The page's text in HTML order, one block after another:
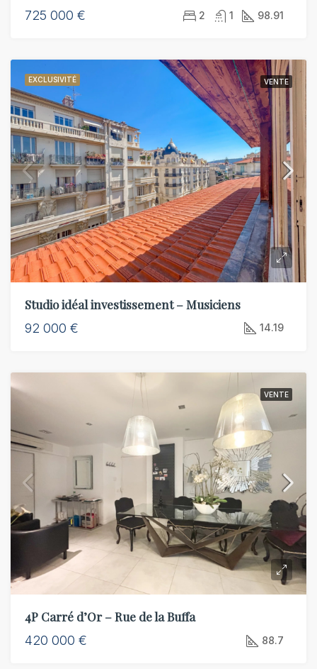
725 000 € 2 1 98.91
EXCLUSIVITÉ VENTE
Studio idéal investissement – Musiciens
92 000 € 14.19
VENTE
4P Carré d’Or – Rue de la Buffa
420 000 € 88.7